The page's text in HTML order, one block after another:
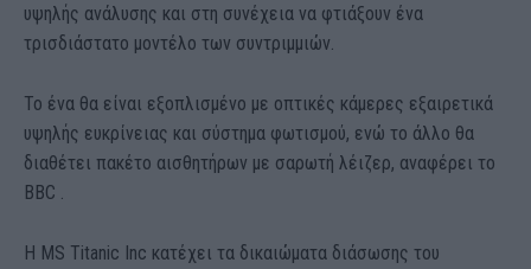
υψηλής ανάλυσης και στη συνέχεια να φτιάξουν ένα
τρισδιάστατο μοντέλο των συντριμμιών.
Το ένα θα είναι εξοπλισμένο με οπτικές κάμερες εξαιρετικά
υψηλής ευκρίνειας και σύστημα φωτισμού, ενώ το άλλο θα
διαθέτει πακέτο αισθητήρων με σαρωτή λέιζερ, αναφέρει το
BBC .
Η MS Titanic Inc κατέχει τα δικαιώματα διάσωσης του